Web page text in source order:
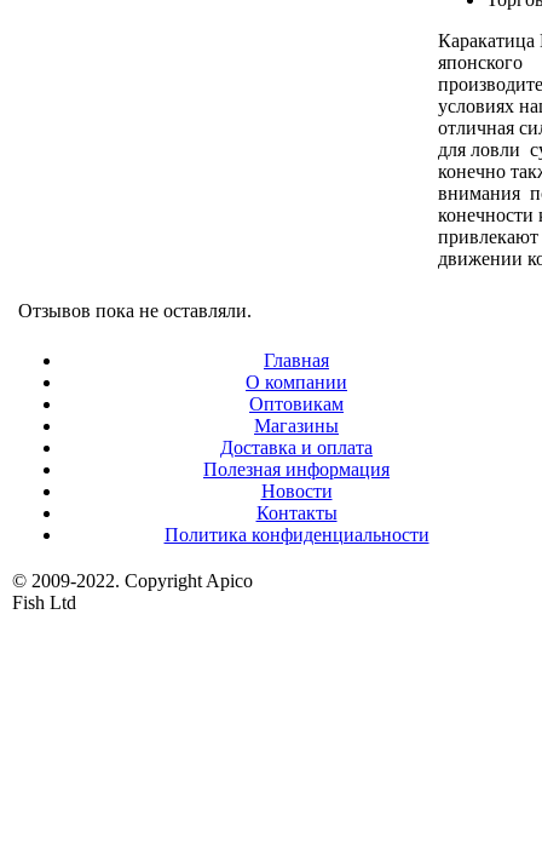
японского
условиях
отличная
для ловли
конечно
внимания
конечности
движении
Отзывов пока не оставляли.
Главная
О компании
Оптовикам
Магазины
Доставка и оплата
Полезная информация
Новости
Контакты
Политика конфиденциальности
© 2009-2022. Copyright Apico
Fish Ltd